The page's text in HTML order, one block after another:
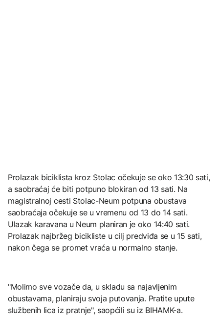
Prolazak biciklista kroz Stolac očekuje se oko 13:30 sati,
a saobraćaj će biti potpuno blokiran od 13 sati. Na
magistralnoj cesti Stolac-Neum potpuna obustava
saobraćaja očekuje se u vremenu od 13 do 14 sati.
Ulazak karavana u Neum planiran je oko 14:40 sati.
Prolazak najbržeg bicikliste u cilj predviđa se u 15 sati,
nakon čega se promet vraća u normalno stanje.
"Molimo sve vozače da, u skladu sa najavljenim
obustavama, planiraju svoja putovanja. Pratite upute
službenih lica iz pratnje", saopćili su iz BIHAMK-a.